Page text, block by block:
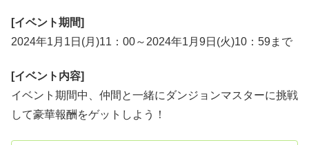
[イベント期間]
2024年1月1日(月)11：00～2024年1月9日(火)10：59まで
[イベント内容]
イベント期間中、仲間と一緒にダンジョンマスターに挑戦
して豪華報酬をゲットしよう！